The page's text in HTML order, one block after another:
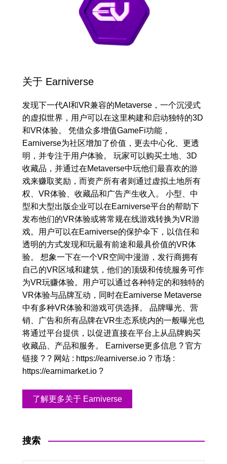
关于 Earniverse
发现下一代AI和VR兼容的Metaverse，一个沉浸式
的虚拟世界，用户可以在这里构建和启动独特的3D
和VR体验。 凭借众多增值GameFi功能，
Earniverse为社区增加了价值，更去中心化、更透
明，并专注于用户体验。 玩家可以购买土地、3D
收藏品，并通过在Metaverse中玩他们最喜欢的游
戏来赚取奖励，而资产所有者则通过虚拟土地所有
权、VR体验、收藏品和广告产生收入。 小型、中
型和大型出版企业可以在Earniverse平台的帮助下
发布他们的VR体验或将常规在线游戏转换为VR游
戏。用户可以在Earniverse的保护伞下，以信任和
透明的方式发现和玩最有前途和最具价值的VR体
验。 想象一下在一个VR空间中漫游，发行商拥有
自己的VR区域和建筑，他们的顶级和传统服务可作
为VR玩赚体验。用户可以通过各种特定的和独特的
VR体验与品牌互动，同时在Earniverse Metaverse
中有多种VR体验和游戏可供选择。 品牌曝光、营
销、广告和所有品牌在VR生态系统内的一般曝光也
将通过平台提供，以促进直接在平台上从品牌购买
收藏品、产品和服务。 Earniverse更多信息 ? 官方
链接 ? ? 网站 : https://earniverse.io ? 市场 :
https://earnimarket.io ?
了解更多关于 Earniverse
搜索